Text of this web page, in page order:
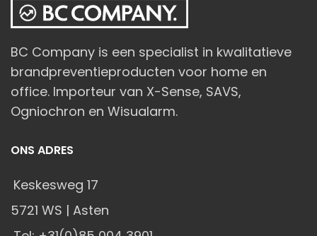
BC Company is een specialist in kwalitatieve
brandpreventieproducten voor home en
office. Importeur van X-Sense, SAVS,
Ogniochron en Wisualarm.
ONS ADRES
Keskesweg 17
5721 WS | Asten